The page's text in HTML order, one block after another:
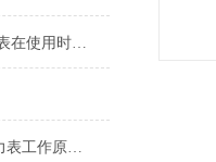
数字压力表 数字压力表在使用时应注意的地方
带你深入了解耐硫压力表工作原理及其构造